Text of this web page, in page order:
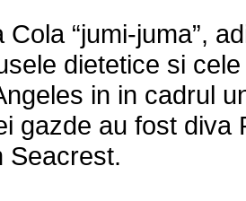
Cola “jumi-juma”,
dietetice si
in in cadrul
gazde au fost diva
Seacrest.